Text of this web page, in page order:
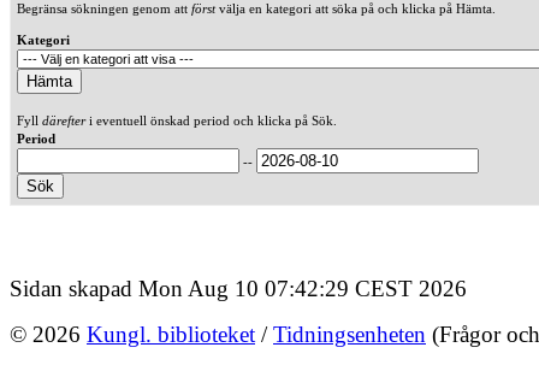
Begränsa sökningen genom att förstvälja en kategori att söka på och klicka på Hämta.
Kategori
Fyll därefteri eventuell önskad period och klicka på Sök.
Period
--
Sidan skapad Mon Aug 10 07:42:29 CEST 2026
© 2026 Kungl. biblioteket /Tidningsenheten (Frågor